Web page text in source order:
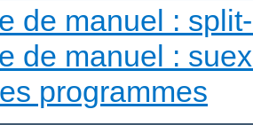
de manuel :
de manuel :
programmes